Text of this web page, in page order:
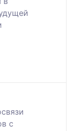
с